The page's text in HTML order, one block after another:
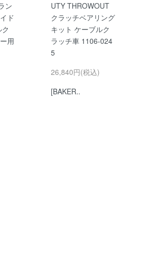
ン
ド
用
UTY THROWOUT
クラッチベアリング
キット ケーブルク
ラッチ車 1106-024
5
26,840円(税込)
[BAKER..